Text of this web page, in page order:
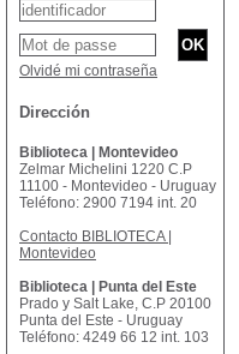
Olvidé mi contraseña
Dirección
Biblioteca | Montevideo
Zelmar Michelini 1220 C.P
11100 - Montevideo - Uruguay
Teléfono: 2900 7194 int. 20
Contacto BIBLIOTECA |
Montevideo
Biblioteca | Punta del Este
Prado y Salt Lake, C.P 20100
Punta del Este - Uruguay
Teléfono: 4249 66 12 int. 103